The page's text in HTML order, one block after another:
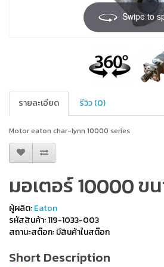
Swipe to
รายละเอียด รีวิว (0)
Motor eaton char-lynn 10000 series
มอเตอร์ 10000 ข
ผู้ผลิต:Eaton
รหัสสินค้า: 119-1033-003
สถานะสต๊อก: มีสินค้าในสต๊อก
Short Description